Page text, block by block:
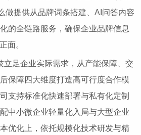
做提供从品牌词条搭建、AI问答内容
的全链路服务，确保企业品牌信息
面。
立足企业实际需求，从产能保障、交
保障四大维度打造高可行度合作模
支持标准化快速部署与私有化定制
中小微企业轻量化入局与大型企业
优化上，依托规模化技术研发与精